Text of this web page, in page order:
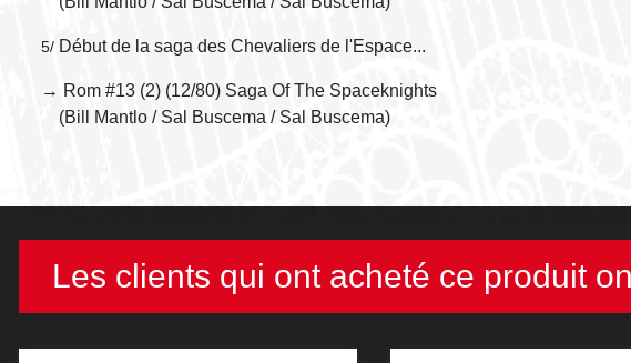
5/ Début de la saga des Chevaliers de l'Espace...
→ Rom #13 (2) (12/80) Saga Of The Spaceknights
(Bill Mantlo / Sal Buscema / Sal Buscema)
Les clients qui ont acheté ce produit